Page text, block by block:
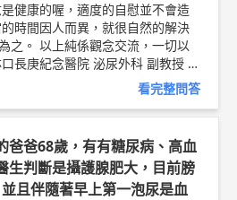
健康的喔，適度的自慰並不會造
時間因人而異，就很自然的解決
之。 以上純係觀念交流，一切以
長庚紀念醫院 泌尿外科 副教授 侯
2w2cxcs 衛教文章:https://t
41
看完整問答
爸爸68歲，有有糖尿病、高血
生判斷是攝護腺肥大，目前膀
且伴隨著早上第一泡尿是血